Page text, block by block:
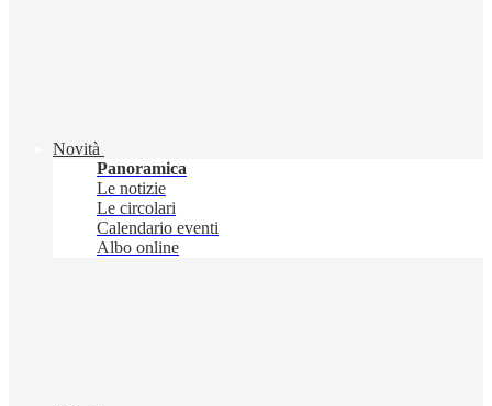
Novità
Panoramica
Le notizie
Le circolari
Calendario eventi
Albo online